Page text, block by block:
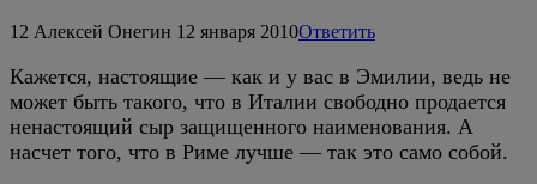
12 Алексей Онегин 12 января 2010Ответить
Кажется, настоящие — как и у вас в Эмилии, ведь не
может быть такого, что в Италии свободно продается
ненастоящий сыр защищенного наименования. А
насчет того, что в Риме лучше — так это само собой.